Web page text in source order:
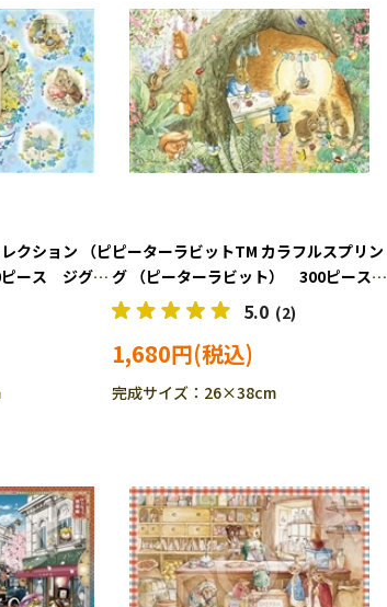
クション （ピ
ース ジグソ
ピーターラビットTM カラフルスプリン
グ （ピーターラビット） 300ピース
ジグソーパズル EPO-26-339s
5.0 (2)
1,680円
完成サイズ：26×38cm